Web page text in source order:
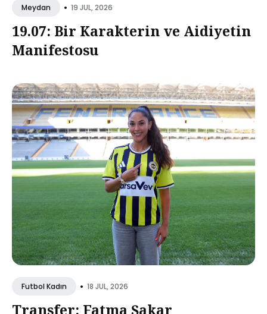
Meydan • 19 JUL, 2026
19.07: Bir Karakterin ve Aidiyetin
Manifestosu
Futbol Kadın • 18 JUL, 2026
Transfer: Fatma Şakar